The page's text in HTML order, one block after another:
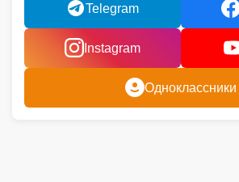
Telegram
Instagram
Одноклассники